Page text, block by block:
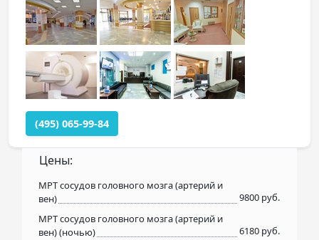
(495) 065-99-84
Цены:
МРТ сосудов головного мозга (артерий и
вен)
9800 руб.
МРТ сосудов головного мозга (артерий и
вен) (ночью)
6180 руб.